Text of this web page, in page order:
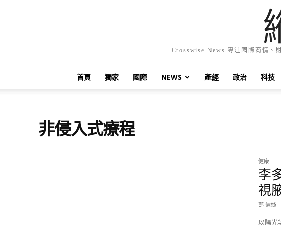
Crosswise News 專注國際商情、
首頁 獨家 國際 NEWS 產經 政治 科技
非侵入式療程
健康
李
視
鄭 儷絲 -
以陽光